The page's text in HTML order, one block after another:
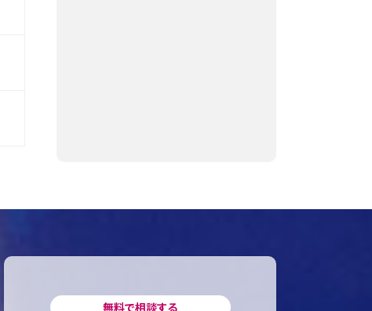
無料で相談する